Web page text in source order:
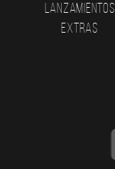
Lanzamientos
Extras